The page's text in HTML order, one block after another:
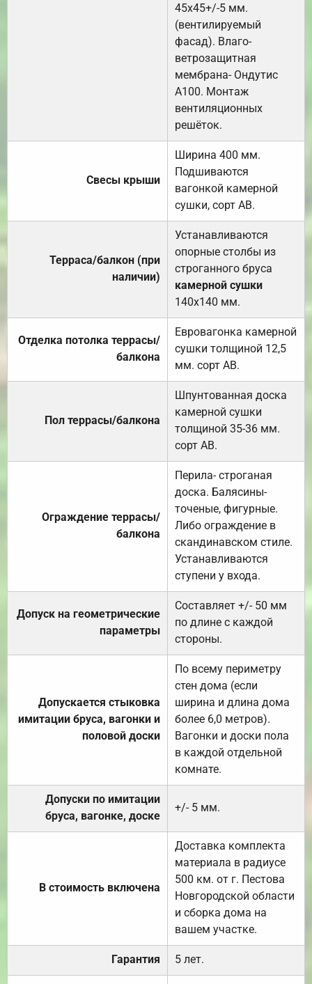
45х45+/-5 мм.
(вентилируемый
фасад). Влаго-
ветрозащитная
мембрана- Ондутис
А100. Монтаж
вентиляционных
решёток.
Свесы крыши
Ширина 400 мм.
Подшиваются
вагонкой камерной
сушки, сорт АВ.
Терраса/балкон (при
наличии)
Устанавливаются
опорные столбы из
строганного бруса
камерной сушки
140х140 мм.
Отделка потолка террасы/
балкона
Евровагонка камерной
сушки толщиной 12,5
мм. сорт АВ.
Пол террасы/балкона
Шпунтованная доска
камерной сушки
толщиной 35-36 мм.
сорт АВ.
Ограждение террасы/
балкона
Перила- строганая
доска. Балясины-
точеные, фигурные.
Либо ограждение в
скандинавском стиле.
Устанавливаются
ступени у входа.
Допуск на геометрические
параметры
Составляет +/- 50 мм
по длине с каждой
стороны.
Допускается стыковка
имитации бруса, вагонки и
половой доски
По всему периметру
стен дома (если
ширина и длина дома
более 6,0 метров).
Вагонки и доски пола
в каждой отдельной
комнате.
Допуски по имитации
бруса, вагонке, доске
+/- 5 мм.
В стоимость включена
Доставка комплекта
материала в радиусе
500 км. от г. Пестова
Новгородской области
и сборка дома на
вашем участке.
Гарантия 5 лет.